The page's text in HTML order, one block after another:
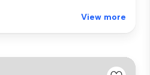
View more